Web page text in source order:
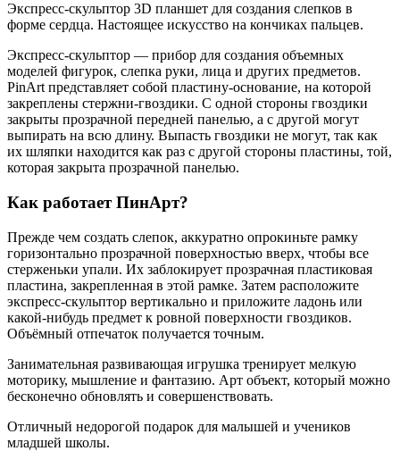
Экспресс-скульптор 3D планшет для создания слепков в
форме сердца. Настоящее искусство на кончиках пальцев.
Экспресс-скульптор — прибор для создания объемных
моделей фигурок, слепка руки, лица и других предметов.
PinArt представляет собой пластину-основание, на которой
закреплены стержни-гвоздики. С одной стороны гвоздики
закрыты прозрачной передней панелью, а с другой могут
выпирать на всю длину. Выпасть гвоздики не могут, так как
их шляпки находится как раз с другой стороны пластины, той,
которая закрыта прозрачной панелью.
Как работает ПинАрт?
Прежде чем создать слепок, аккуратно опрокиньте рамку
горизонтально прозрачной поверхностью вверх, чтобы все
стерженьки упали. Их заблокирует прозрачная пластиковая
пластина, закрепленная в этой рамке. Затем расположите
экспресс-скульптор вертикально и приложите ладонь или
какой-нибудь предмет к ровной поверхности гвоздиков.
Объёмный отпечаток получается точным.
Занимательная развивающая игрушка тренирует мелкую
моторику, мышление и фантазию. Арт объект, который можно
бесконечно обновлять и совершенствовать.
Отличный недорогой подарок для малышей и учеников
младшей школы.